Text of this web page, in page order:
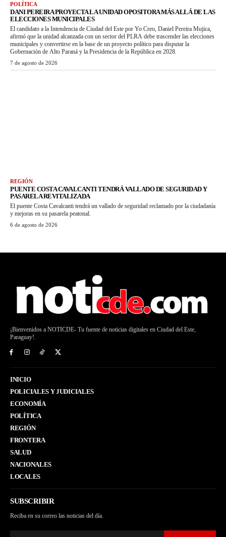
POLÍTICA
DANI PEREIRA PROYECTA LA UNIDAD OPOSITORA MÁS ALLÁ DE LAS
ELECCIONES MUNICIPALES
El candidato a la Intendencia de Ciudad del Este por Yo Creo, Daniel Pereira Mujica,
afirmó que la unidad alcanzada con un sector del PLRA debe trascender las elecciones
municipales y convertirse en la base de un proyecto político para disputar la
Gobernación de Alto Paraná y la Presidencia de la República en 2028.
7 de agosto de 2026
REGIÓN
PUENTE COSTA CAVALCANTI TENDRÁ VALLADO DE SEGURIDAD Y
PASARELA REVITALIZADA
El puente Costa Cavalcanti tendrá un vallado de seguridad reclamado por la ciudadanía
y mejoras en su pasarela peatonal.
6 de agosto de 2026
¡Bienvenidos a NOTICDE- Tu fuente de noticias digitales en Ciudad del Este,
Paraguay!.
INICIO
POLICIALES Y JUDICIALES
ECONOMÍA
POLÍTICA
REGIÓN
FRONTERA
SALUD
NACIONALES
LOCALES
SUBSCRIBIR
Reciba en su correo las noticias del día.